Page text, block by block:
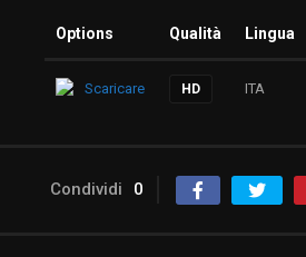
Options Qualità Lingua
Scaricare HD ITA
Condividi 0